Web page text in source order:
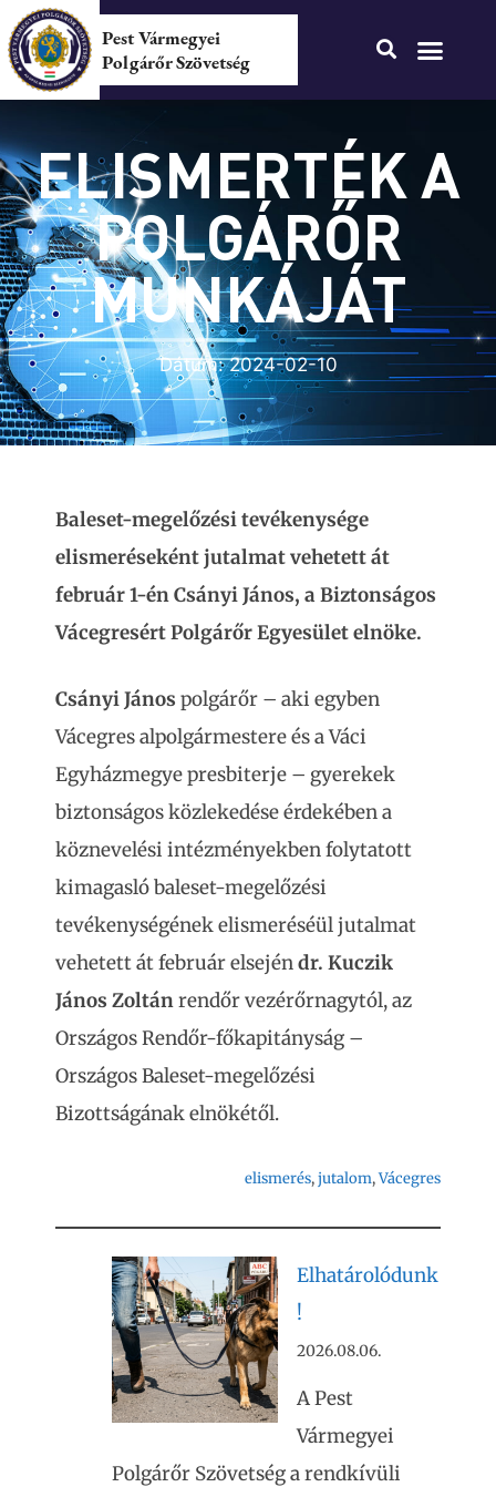
Pest Vármegyei
Polgárőr Szövetség
ELISMERTÉK A
POLGÁRŐR
MUNKÁJÁT
Dátum:2024-02-10
Baleset-megelőzési tevékenysége
elismeréseként jutalmat vehetett át
február 1-én Csányi János, a Biztonságos
Vácegresért Polgárőr Egyesület elnöke.
Csányi János polgárőr – aki egyben
Vácegres alpolgármestere és a Váci
Egyházmegye presbiterje – gyerekek
biztonságos közlekedése érdekében a
köznevelési intézményekben folytatott
kimagasló baleset-megelőzési
tevékenységének elismeréséül jutalmat
vehetett át február elsejéndr. Kuczik
János Zoltánrendőr vezérőrnagytól, az
Országos Rendőr-főkapitányság –
Országos Baleset-megelőzési
Bizottságának elnökétől.
elismerés, jutalom, Vácegres
Elhatárolódunk
!
2026.08.06.
A Pest
Vármegyei
Polgárőr Szövetség a rendkívüli